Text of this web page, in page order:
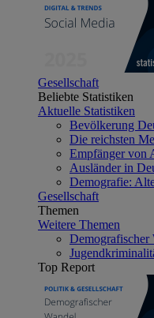
Gesellschaft
Beliebte Statistiken
Aktuelle Statistiken
Bevölkerung
Die reichsten
Empfänger von
Ausländer in
Demografie:
Gesellschaft
Themen
Weitere Themen
Demografischer
Top Report